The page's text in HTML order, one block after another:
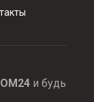
и будь